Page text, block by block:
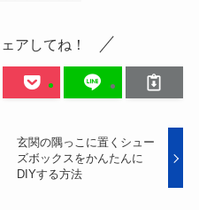
アしてね！
玄関の隅っこに置くシュー
ズボックスをかんたんに
DIYする方法